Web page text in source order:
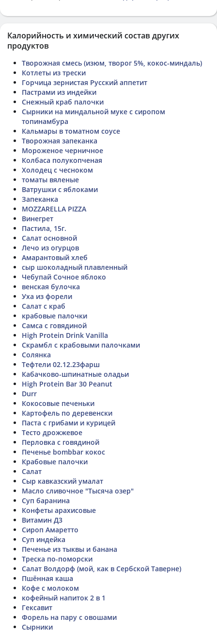
Калорийность и химический состав других
продуктов
Творожная смесь (изюм, творог 5%, кокос-миндаль)
Котлеты из трески
Горчица зернистая Русский аппетит
Пастрами из индейки
Снежный краб палочки
Сырники на миндальной муке с сиропом
топинамбура
Кальмары в томатном соусе
Творожная запеканка
Мороженое черничное
Колбаса полукопченая
Холодец с чесноком
томаты вяленые
Ватрушки с яблоками
Запеканка
MOZZARELLA PIZZA
Винегрет
Пастила, 15г.
Салат основной
Лечо из огурцов
Амарантовый хлеб
сыр шоколадный плавленный
Чебупай Сочное яблоко
венская булочка
Уха из форели
Салат с краб
крабовые палочки
Самса с говядиной
High Protein Drink Vanilla
Скрамбл с крабовыми палочками
Солянка
Тефтели 02.12.23фарш
Кабачково-шпинатные оладьи
High Protein Bar 30 Peanut
Durr
Кокосовые печеньки
Картофель по деревенски
Паста с грибами и курицей
Тесто дрожжевое
Перловка с говядиной
Печенье bombbar кокос
Крабовые палочки
Салат
Сыр кавказский умалат
Масло сливочное "Тысяча озер"
Суп баранина
Конфеты арахисовые
Витамин Д3
Сироп Амаретто
Суп индейка
Печенье из тыквы и банана
Треска по-поморски
Салат Волдорф (мой, как в Сербской Таверне)
Пшённая каша
Кофе с молоком
кофейный напиток 2 в 1
Гексавит
Форель на пару с овошами
Сырники